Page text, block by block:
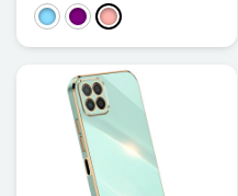
Azul Claro
PúrpuraOuro rosa